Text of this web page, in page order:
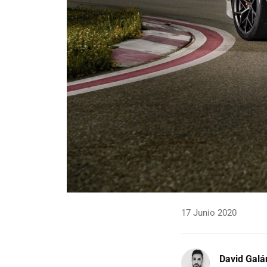
17 Junio 2020
David